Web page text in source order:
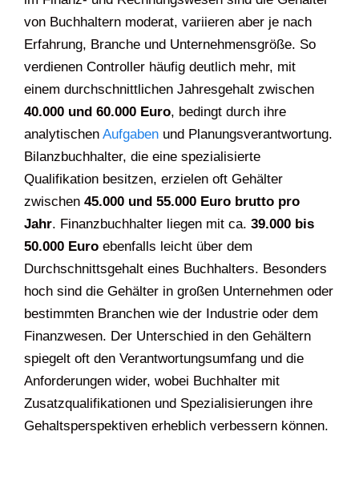
von Buchhaltern moderat, variieren aber je nach
Erfahrung, Branche und Unternehmensgröße. So
verdienen Controller häufig deutlich mehr, mit
einem durchschnittlichen Jahresgehalt zwischen
40.000 und 60.000 Euro, bedingt durch ihre
analytischen Aufgaben und Planungsverantwortung.
Bilanzbuchhalter, die eine spezialisierte
Qualifikation besitzen, erzielen oft Gehälter
zwischen 45.000 und 55.000 Euro brutto pro
Jahr. Finanzbuchhalter liegen mit ca. 39.000 bis
50.000 Euro ebenfalls leicht über dem
Durchschnittsgehalt eines Buchhalters. Besonders
hoch sind die Gehälter in großen Unternehmen oder
bestimmten Branchen wie der Industrie oder dem
Finanzwesen. Der Unterschied in den Gehältern
spiegelt oft den Verantwortungsumfang und die
Anforderungen wider, wobei Buchhalter mit
Zusatzqualifikationen und Spezialisierungen ihre
Gehaltsperspektiven erheblich verbessern können.